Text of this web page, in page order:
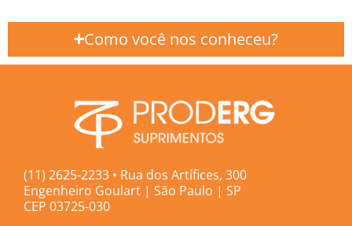
Como você nos conheceu?
(11) 2625-2233 • Rua dos Artífices, 300
Engenheiro Goulart | São Paulo | SP
CEP 03725-030